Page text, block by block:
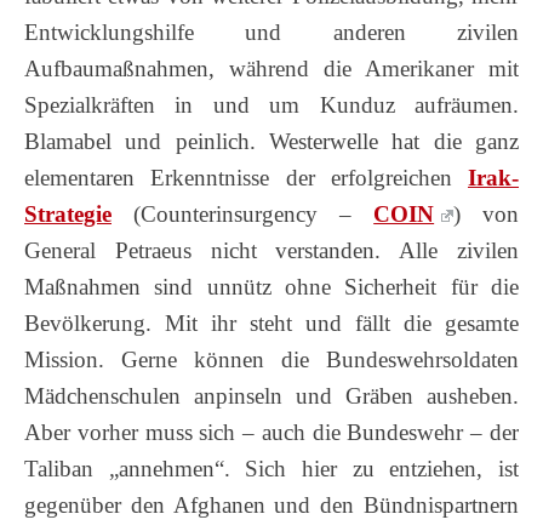
Entwicklungshilfe und anderen zivilen
Aufbaumaßnahmen, während die Amerikaner mit
Spezialkräften in und um Kunduz aufräumen.
Blamabel und peinlich. Westerwelle hat die ganz
elementaren Erkenntnisse der erfolgreichen Irak-
Strategie (Counterinsurgency – COIN
) von
General Petraeus nicht verstanden. Alle zivilen
Maßnahmen sind unnütz ohne Sicherheit für die
Bevölkerung. Mit ihr steht und fällt die gesamte
Mission. Gerne können die Bundeswehrsoldaten
Mädchenschulen anpinseln und Gräben ausheben.
Aber vorher muss sich – auch die Bundeswehr – der
Taliban „annehmen“. Sich hier zu entziehen, ist
gegenüber den Afghanen und den Bündnispartnern